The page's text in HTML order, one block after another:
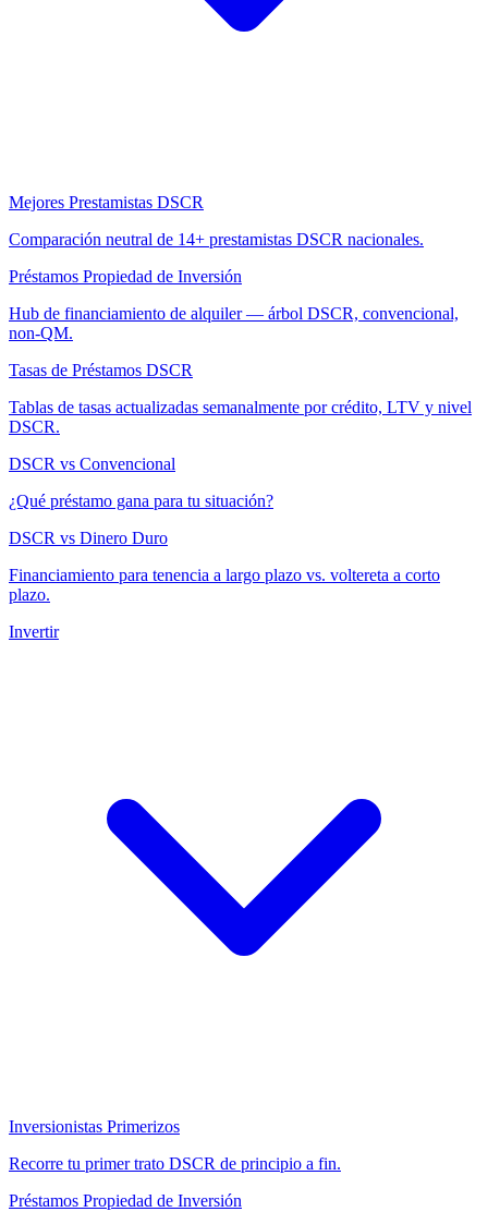
Mejores Prestamistas DSCR
Comparación neutral de 14+ prestamistas DSCR nacionales.
Préstamos Propiedad de Inversión
Hub de financiamiento de alquiler — árbol DSCR, convencional,
non-QM.
Tasas de Préstamos DSCR
Tablas de tasas actualizadas semanalmente por crédito, LTV y nivel
DSCR.
DSCR vs Convencional
¿Qué préstamo gana para tu situación?
DSCR vs Dinero Duro
Financiamiento para tenencia a largo plazo vs. voltereta a corto
plazo.
Invertir
Inversionistas Primerizos
Recorre tu primer trato DSCR de principio a fin.
Préstamos Propiedad de Inversión